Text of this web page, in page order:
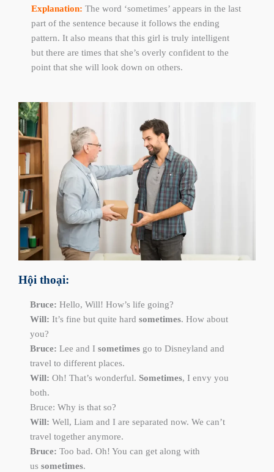
Explanation: The word ‘sometimes’ appears in the last
part of the sentence because it follows the ending
pattern. It also means that this girl is truly intelligent
but there are times that she’s overly confident to the
point that she will look down on others.
Hội thoại:
Bruce: Hello, Will! How’s life going?
Will: It’s fine but quite hardsometimes. How about
you?
Bruce: Lee and Isometimes go to Disneyland and
travel to different places.
Will: Oh! That’s wonderful.Sometimes, I envy you
both.
Bruce: Why is that so?
Will:Well, Liam and I are separated now. We can’t
travel together anymore.
Bruce: Too bad. Oh! You can get along with
ussometimes.